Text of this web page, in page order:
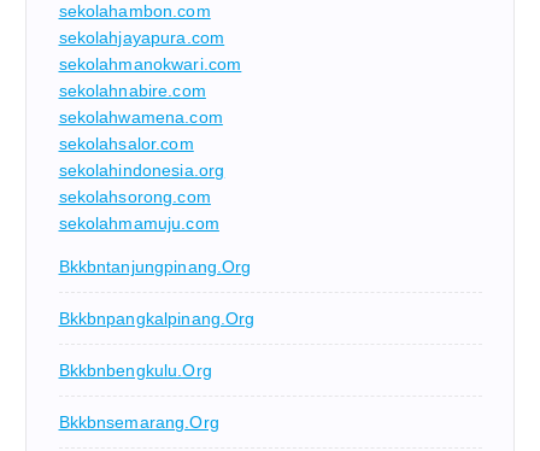
sekolahambon.com
sekolahjayapura.com
sekolahmanokwari.com
sekolahnabire.com
sekolahwamena.com
sekolahsalor.com
sekolahindonesia.org
sekolahsorong.com
sekolahmamuju.com
Bkkbntanjungpinang.org
Bkkbnpangkalpinang.org
Bkkbnbengkulu.org
Bkkbnsemarang.org